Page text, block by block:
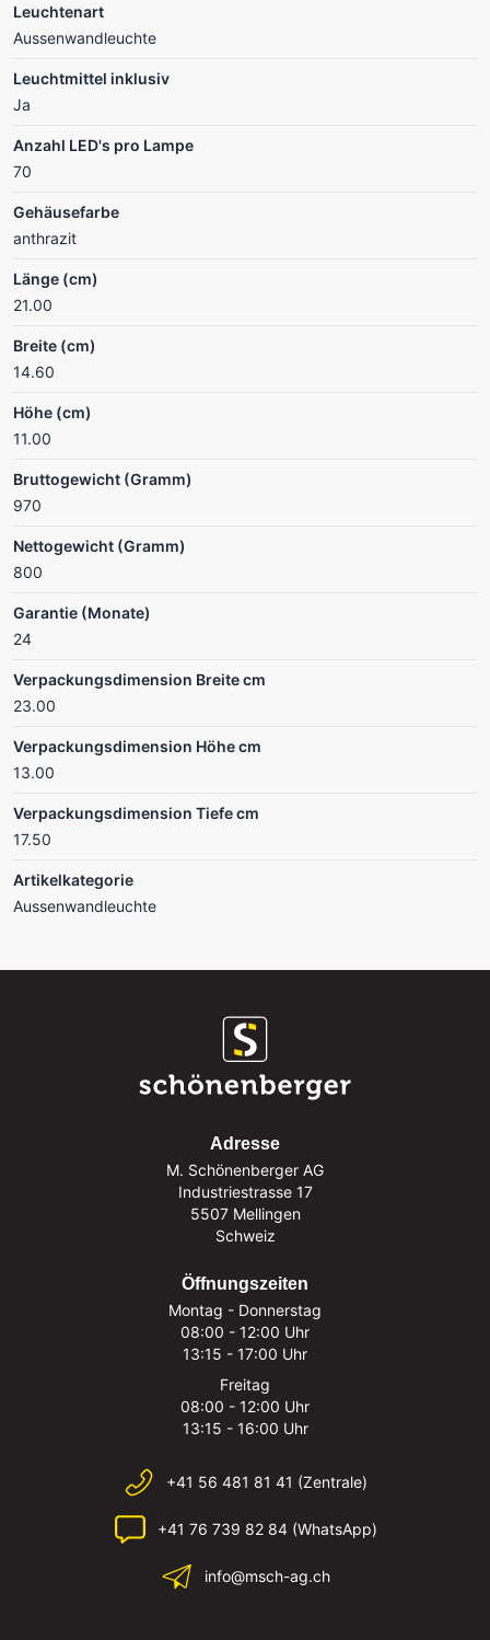
Leuchtenart
Aussenwandleuchte
Leuchtmittel inklusiv
Ja
Anzahl LED's pro Lampe
70
Gehäusefarbe
anthrazit
Länge (cm)
21.00
Breite (cm)
14.60
Höhe (cm)
11.00
Bruttogewicht (Gramm)
970
Nettogewicht (Gramm)
800
Garantie (Monate)
24
Verpackungsdimension Breite cm
23.00
Verpackungsdimension Höhe cm
13.00
Verpackungsdimension Tiefe cm
17.50
Artikelkategorie
Aussenwandleuchte
Adresse
M. Schönenberger AG
Industriestrasse 17
5507 Mellingen
Schweiz
Öffnungszeiten
Montag - Donnerstag
08:00 - 12:00 Uhr
13:15 - 17:00 Uhr
Freitag
08:00 - 12:00 Uhr
13:15 - 16:00 Uhr
+41 56 481 81 41 (Zentrale)
+41 76 739 82 84 (WhatsApp)
info@msch-ag.ch